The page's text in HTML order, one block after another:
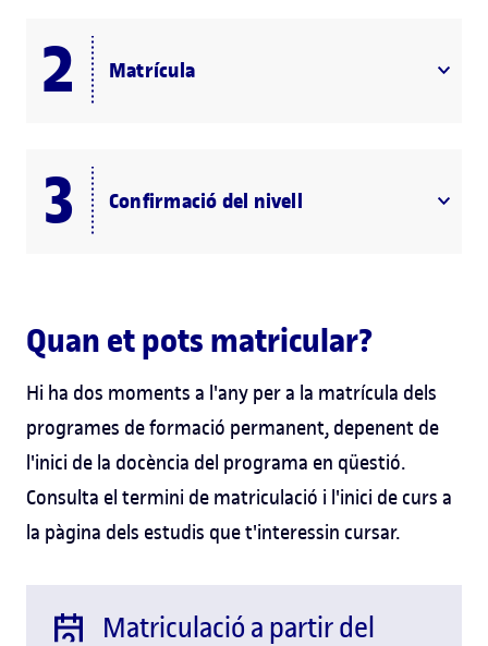
Matrícula
Confirmació del nivell
Quan et pots matricular?
Hi ha dos moments a l'any per a la matrícula dels
programes de formació permanent, depenent de
l'inici de la docència del programa en qüestió.
Consulta el termini de matriculació i l'inici de curs a
la pàgina dels estudis que t'interessin cursar.
Matriculació a partir del